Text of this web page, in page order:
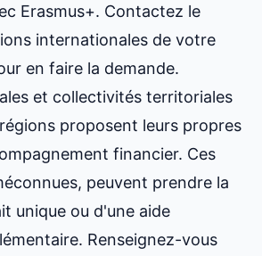
Erasmus+. Contactez le
internationales de votre
en faire la demande.
et collectivités territoriales
proposent leurs propres
financier. Ces
peuvent prendre la
unique ou d'une aide
Renseignez-vous